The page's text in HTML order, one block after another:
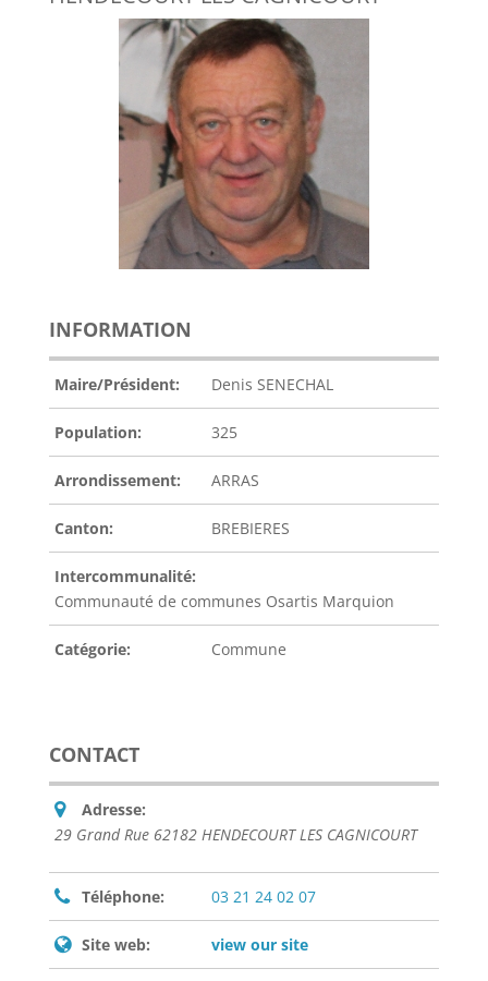
INFORMATION
Maire/Président: Denis SENECHAL
Population: 325
Arrondissement: ARRAS
Canton: BREBIERES
Intercommunalité:
Communauté de communes Osartis Marquion
Catégorie: Commune
CONTACT
Adresse:
29 Grand Rue 62182 HENDECOURT LES CAGNICOURT
Téléphone: 03 21 24 02 07
Site web: view our site